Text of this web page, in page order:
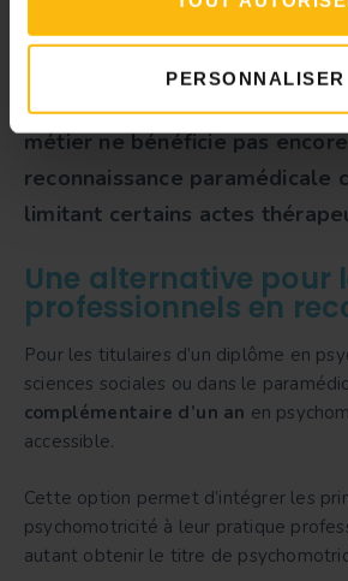
PERSONNALISER
En Belgique, cette formation
la Fédération Wallonie-
métier ne bénéficie pas encore
reconnaissance paramédicale
limitant certains actes
Une alternative pour
professionnels en
Pour les titulaires d’un diplôme en
sciences sociales ou dans le
complémentaire d’un an en
accessible.
Cette option permet d’intégrer les
psychomotricité à leur pratique
autant obtenir le titre de